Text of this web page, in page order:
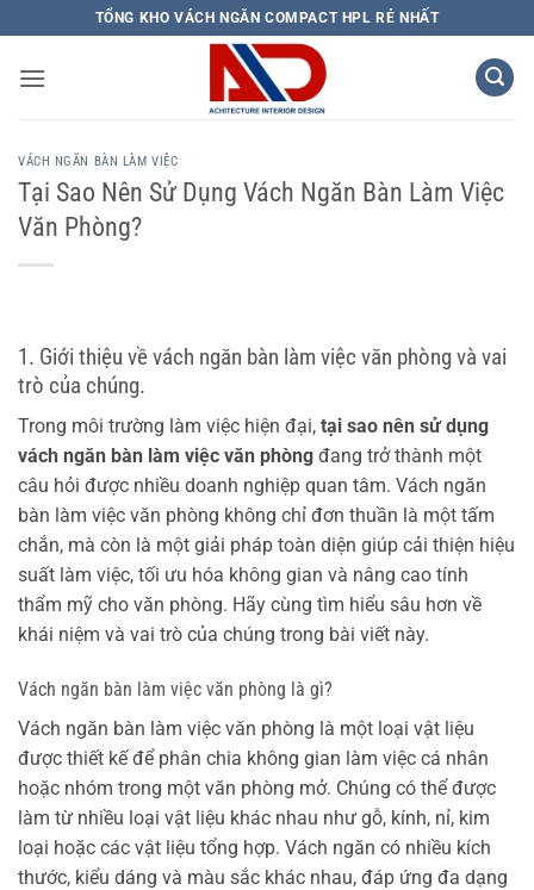
qua
nội
TỔNG KHO VÁCH NGĂN COMPACT HPL RẺ NHẤT
VÁCH NGĂN BÀN LÀM VIỆC
Tại Sao Nên Sử Dụng Vách Ngăn Bàn Làm Việc
Văn Phòng?
1. Giới thiệu về vách ngăn bàn làm việc văn phòng và vai
trò của chúng.
Trong môi trường làm việc hiện đại, tại sao nên sử dụng
vách ngăn bàn làm việc văn phòng đang trở thành một
câu hỏi được nhiều doanh nghiệp quan tâm. Vách ngăn
bàn làm việc văn phòng không chỉ đơn thuần là một tấm
chắn, mà còn là một giải pháp toàn diện giúp cải thiện hiệu
suất làm việc, tối ưu hóa không gian và nâng cao tính
thẩm mỹ cho văn phòng. Hãy cùng tìm hiểu sâu hơn về
khái niệm và vai trò của chúng trong bài viết này.
Vách ngăn bàn làm việc văn phòng là gì?
Vách ngăn bàn làm việc văn phòng là một loại vật liệu
được thiết kế để phân chia không gian làm việc cá nhân
hoặc nhóm trong một văn phòng mở. Chúng có thể được
làm từ nhiều loại vật liệu khác nhau như gỗ, kính, nỉ, kim
loại hoặc các vật liệu tổng hợp. Vách ngăn có nhiều kích
thước, kiểu dáng và màu sắc khác nhau, đáp ứng đa dạng